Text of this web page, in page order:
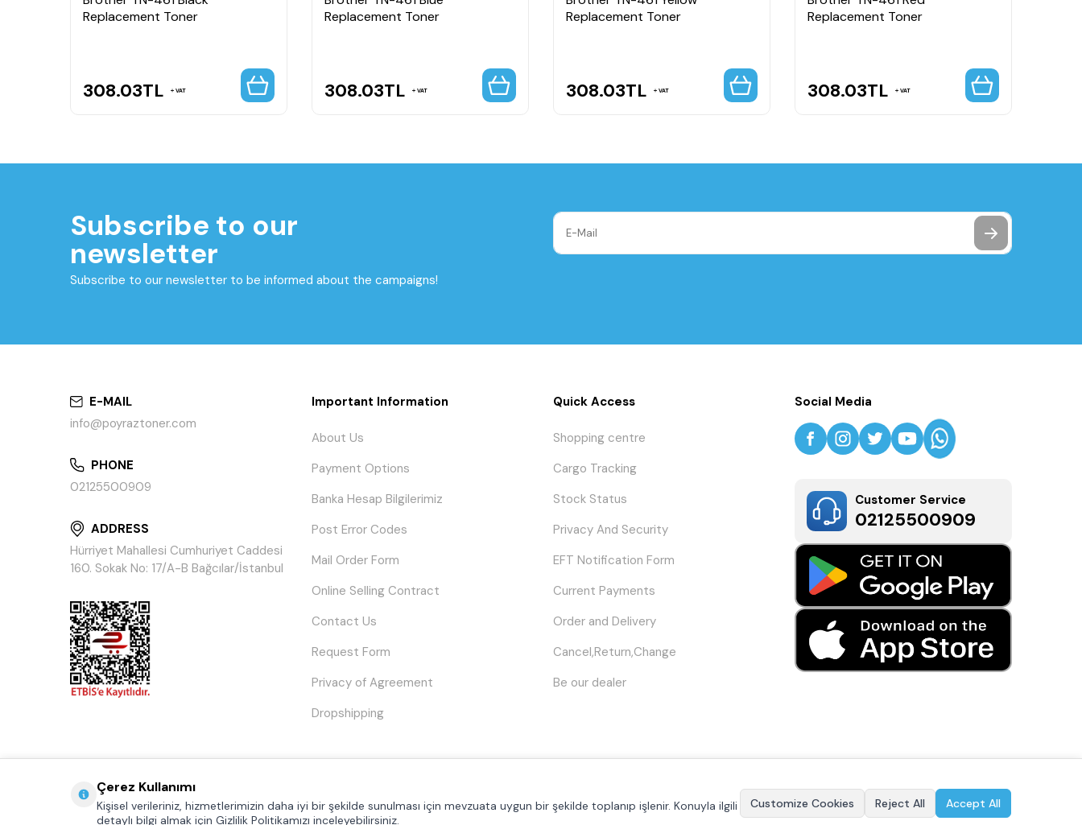
Replacement Toner
308.03TL VAT
Replacement Toner
308.03TL VAT
Replacement Toner
308.03TL VAT
Replacement Toner
308.03TL VAT
Subscribe to our
newsletter
Subscribe to our newsletter to be informed about the campaigns!
E-MAIL
info@poyraztoner.com
PHONE
02125500909
ADDRESS
Hürriyet Mahallesi Cumhuriyet Caddesi
160. Sokak No: 17/A-B Bağcılar/İstanbul
Important Information
About Us
Payment Options
Banka Hesap Bilgilerimiz
Post Error Codes
Mail Order Form
Online Selling Contract
Contact Us
Request Form
Privacy of Agreement
Dropshipping
Quick Access
Shopping centre
Cargo Tracking
Stock Status
Privacy And Security
EFT Notification Form
Current Payments
Order and Delivery
Cancel,Return,Change
Be our dealer
Social Media
Customer Service
02125500909
Çerez Kullanımı
Kişisel verileriniz, hizmetlerimizin daha iyi bir şekilde sunulması için mevzuata uygun bir şekilde toplanıp işlenir. Konuyla ilgili
detaylı bilgi almak için Gizlilik Politikamızı inceleyebilirsiniz.
Customize Cookies Reject All Accept All